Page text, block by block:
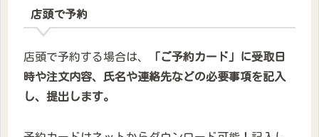
店頭で予約
店頭で予約する場合は、
「ご予約カード」に受取日
時や注文内容、氏名や連絡先などの必要事項を記入
し、提出します。